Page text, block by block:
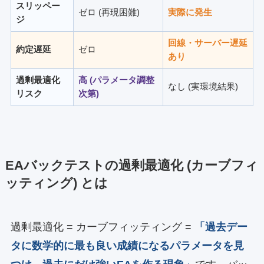
スリッペー
ジ
ゼロ (再現困難) 実際に発生
約定遅延 ゼロ
回線・サーバー遅延
あり
過剰最適化
リスク
高 (パラメータ調整
次第)
なし (実環境結果)
EAバックテストの過剰最適化 (カーブフィ
ッティング) とは
過剰最適化 = カーブフィッティング =
「過去デー
タに数学的に最も良い成績になるパラメータを見